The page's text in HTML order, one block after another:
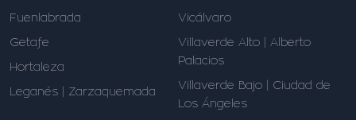
Fuenlabrada
Getafe
Hortaleza
Leganés | Zarzaquemada
Vicálvaro
Villaverde Alto | Alberto
Palacios
Villaverde Bajo | Ciudad de
Los Ángeles